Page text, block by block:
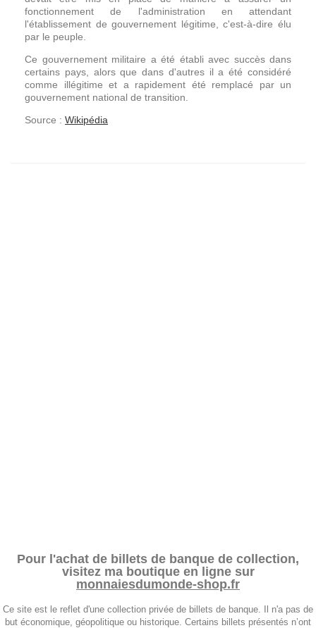
fonctionnement de l'administration en attendant
l'établissement de gouvernement légitime, c'est-à-dire élu
par le peuple.
Ce gouvernement militaire a été établi avec succès dans
certains pays, alors que dans d'autres il a été considéré
comme illégitime et a rapidement été remplacé par un
gouvernement national de transition.
Source : Wikipédia
Pour l'achat de billets de banque de collection,
visitez ma boutique en ligne sur
monnaiesdumonde-shop.fr
Ce site est le reflet d'une collection privée de billets de banque. Il n'a pas de
but économique, géopolitique ou historique. Certains billets présentés n’ont